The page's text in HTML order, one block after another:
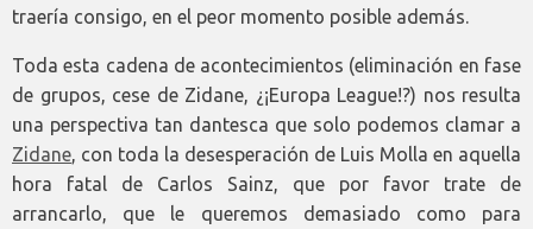
traería consigo, en el peor momento posible además.
Toda esta cadena de acontecimientos (eliminación en fase
de grupos, cese de Zidane, ¿¡Europa League!?) nos resulta
una perspectiva tan dantesca que solo podemos clamar a
Zidane, con toda la desesperación de Luis Molla en aquella
hora fatal de Carlos Sainz, que por favor trate de
arrancarlo, que le queremos demasiado como para